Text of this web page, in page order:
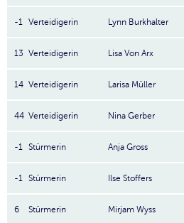
-1 Verteidigerin Lynn Burkhalter
13 Verteidigerin Lisa Von Arx
14 Verteidigerin Larisa Müller
44 Verteidigerin Nina Gerber
-1 Stürmerin Anja Gross
-1 Stürmerin Ilse Stoffers
6 Stürmerin Mirjam Wyss